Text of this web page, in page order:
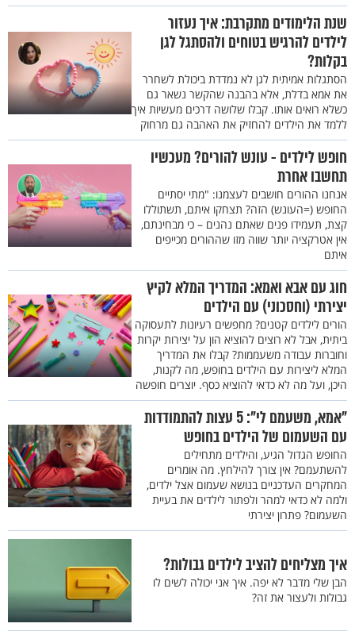
שנת הלימודים מתקרבת: איך נעזור
לילדים להרגיש בטוחים ולהסתגל לגן
בקלות?
הסתגלות אמיתית לגן לא נמדדת ביכולת לשחרר
את אמא בדלת, אלא בהבנה שהקשר נשאר גם
כשלא רואים אותו. קבלו שלושה דרכים מעשיות איך
ללמד את הילדים להחזיק את האהבה גם מרחוק
חופש לילדים - עונש להורים? מעכשיו
תחשבו אחרת
אנחנו ההורים חושבים לעצמנו: "מתי יסתיים
החופש (=העונש) הזה? תצחקו איתם, תשתוללו
קצת, תעמידו פנים שאתם נהנים – כי מבחינתם,
אין אטרקציה יותר שווה מזו שההורים מכייפים
איתם
חוג עם אבא ואמא: המדריך המלא לקיץ
יצירתי (וחסכוני) עם הילדים
הורים לילדים קטנים? מחפשים רעיונות לתעסוקה
ביתית, אבל לא רוצים להוציא הון על יצירות יקרות
וחוברות עבודה משעממות? קבלו את המדריך
המלא ליצירות עם הילדים בחופש, מה לקנות,
היכן, ועל מה לא כדאי להוציא כסף. יוצרים חופשה
"אמא, משעמם לי": 5 עצות להתמודדות
עם השעמום של הילדים בחופש
החופש הגדול הגיע, והילדים מתחילים
להשתעמם? אין צורך להילחץ. מה אומרים
המחקרים העדכניים בנושא שעמום אצל ילדים,
ולמה לא כדאי למהר ולפתור לילדים את בעיית
השעמום? פתרון יצירתי
איך מצליחים להציב לילדים גבולות?
הבן שלי מדבר לא יפה. איך אני יכולה לשים לו
גבולות ולעצור את זה?